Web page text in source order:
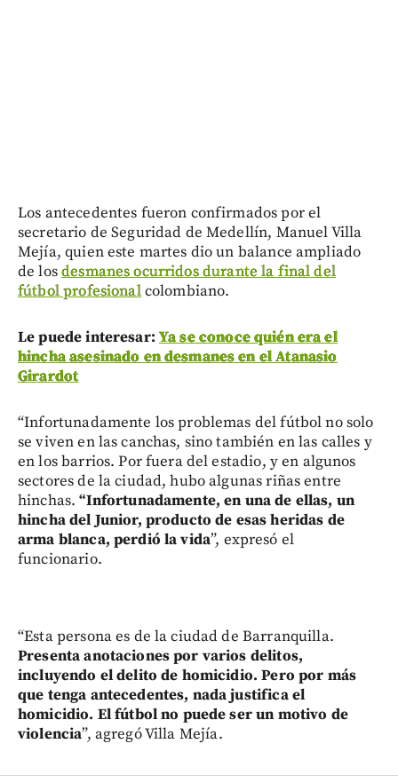
Los antecedentes fueron confirmados por el
secretario de Seguridad de Medellín, Manuel Villa
Mejía, quien este martes dio un balance ampliado
de losdesmanes ocurridos durante la final del
fútbol profesionalcolombiano.
Le puede interesar: Ya se conoce quién era el
hincha asesinado en desmanes en el Atanasio
Girardot
“Infortunadamente los problemas del fútbol no solo
se viven en las canchas, sino también en las calles y
en los barrios. Por fuera del estadio, y en algunos
sectores de la ciudad, hubo algunas riñas entre
hinchas. “Infortunadamente, en una de ellas, un
hincha del Junior, producto de esas heridas de
arma blanca, perdió la vida”, expresó el
funcionario.
“Esta persona es de la ciudad de Barranquilla.
Presenta anotaciones por varios delitos,
incluyendo el delito de homicidio. Pero por más
que tenga antecedentes, nada justifica el
homicidio. El fútbol no puede ser un motivo de
violencia”, agregó Villa Mejía.